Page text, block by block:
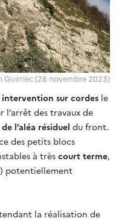
Guirriec (28 novembre 2023)
intervention sur cordes le
des travaux de
l’aléa résiduel du front.
des petits blocs
à très court terme,
potentiellement
la réalisation de